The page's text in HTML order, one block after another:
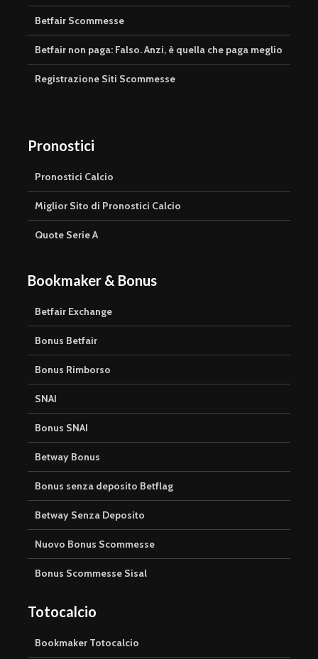
Betfair Scommesse
Betfair non paga: Falso. Anzi, è quella che paga meglio
Registrazione Siti Scommesse
Pronostici
Pronostici Calcio
Miglior Sito di Pronostici Calcio
Quote Serie A
Bookmaker & Bonus
Betfair Exchange
Bonus Betfair
Bonus Rimborso
SNAI
Bonus SNAI
Betway Bonus
Bonus senza deposito Betflag
Betway Senza Deposito
Nuovo Bonus Scommesse
Bonus Scommesse Sisal
Totocalcio
Bookmaker Totocalcio